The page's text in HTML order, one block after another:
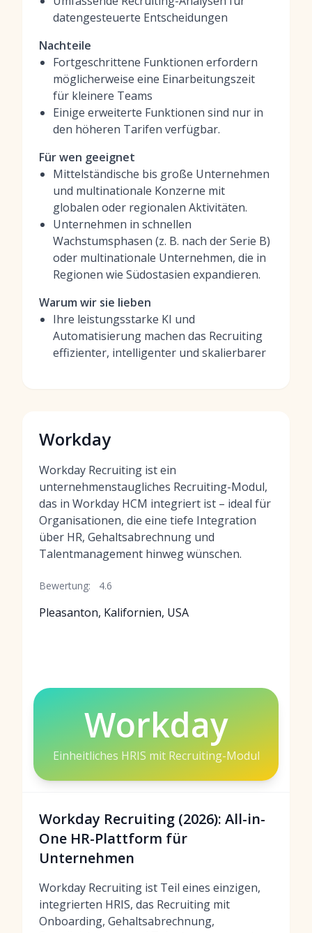
datengesteuerte Entscheidungen
Nachteile
Fortgeschrittene Funktionen erfordern
möglicherweise eine Einarbeitungszeit
für kleinere Teams
Einige erweiterte Funktionen sind nur in
den höheren Tarifen verfügbar.
Für wen geeignet
Mittelständische bis große Unternehmen
und multinationale Konzerne mit
globalen oder regionalen Aktivitäten.
Unternehmen in schnellen
Wachstumsphasen (z. B. nach der Serie B)
oder multinationale Unternehmen, die in
Regionen wie Südostasien expandieren.
Warum wir sie lieben
Ihre leistungsstarke KI und
Automatisierung machen das Recruiting
effizienter, intelligenter und skalierbarer
Workday
Workday Recruiting ist ein
unternehmenstaugliches Recruiting-Modul,
das in Workday HCM integriert ist – ideal für
Organisationen, die eine tiefe Integration
über HR, Gehaltsabrechnung und
Talentmanagement hinweg wünschen.
Bewertung: 4.6
Pleasanton, Kalifornien, USA
Workday
Einheitliches HRIS mit Recruiting-Modul
Workday Recruiting (2026): All-in-
One HR-Plattform für
Unternehmen
Workday Recruiting ist Teil eines einzigen,
integrierten HRIS, das Recruiting mit
Onboarding, Gehaltsabrechnung,